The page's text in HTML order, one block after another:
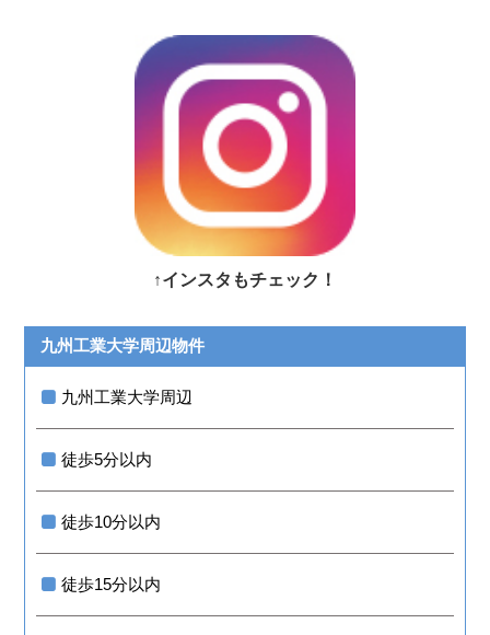
↑インスタもチェック！
九州工業大学周辺物件
九州工業大学周辺
徒歩5分以内
徒歩10分以内
徒歩15分以内